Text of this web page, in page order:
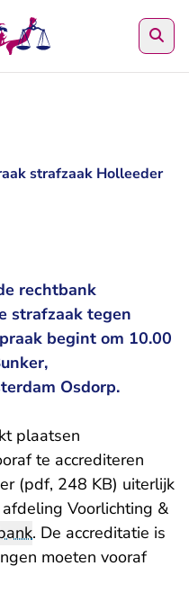
strafzaak Holleeder
rechtbank
strafzaak tegen
begint om 10.00
Osdorp.
plaatsen
te accrediteren
(pdf, 248 KB) uiterlijk
Rechtspraak.nl
Voorlichting &
. De accreditatie is
moeten vooraf